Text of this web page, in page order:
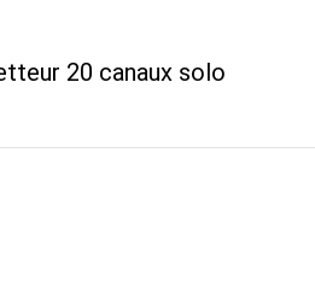
20 canaux solo